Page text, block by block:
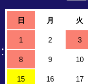
日 月 火
1 2 3
8 9 10
15 16 17